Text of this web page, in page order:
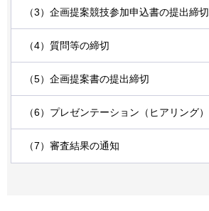
（3）企画提案競技参加申込書の提出締切
（4）質問等の締切
（5）企画提案書の提出締切
（6）プレゼンテーション（ヒアリング）
（7）審査結果の通知